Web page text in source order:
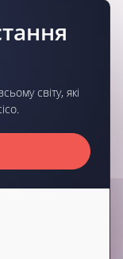
світу, які